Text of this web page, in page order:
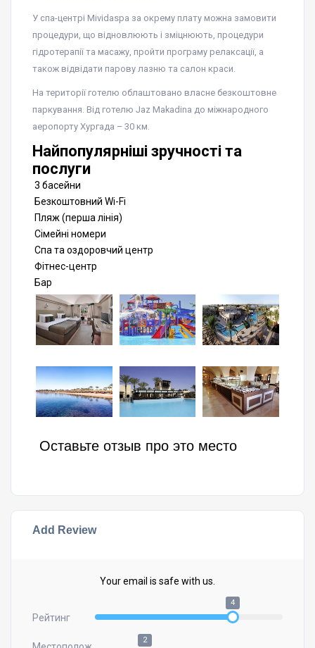
У спа-центрі Mividaspa за окрему плату можна замовити
процедури, що відновлюють і зміцнюють, процедури
гідротерапії та масажу, пройти програму релаксації, а
також відвідати парову лазню та салон краси.
На території готелю облаштовано власне безкоштовне
паркування. Від готелю Jaz Makadina до міжнародного
аеропорту Хургада – 30 км.
Найпопулярніші зручності та
послуги
3 басейни
Безкоштовний Wi-Fi
Пляж (перша лінія)
Сімейні номери
Спа та оздоровчий центр
Фітнес-центр
Бар
Оставьте отзыв про это место
Add Review
Your email is safe with us.
Рейтинг
4
2